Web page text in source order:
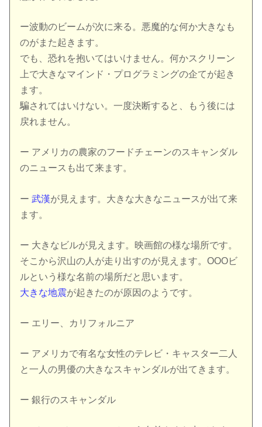
ー波動のビームが次に来る。悪魔的な何か大きなも
のがまた起きます。
でも、恐れを抱いてはいけません。何かスクリーン
上で大きなマインド・プログラミングの企てが起き
ます。
騙されてはいけない。一度決断すると、もう後には
戻れません。
ー アメリカの農家のフードチェーンのスキャンダル
のニュースも出て来ます。
ー武漢が見えます。大きな大きなニュースが出て来
ます。
ー 大きなビルが見えます。映画館の様な場所です。
そこから沢山の人が走り出すのが見えます。OOOビ
ルという様な名前の場所だと思います。
大きな地震が起きたのが原因のようです。
ー エリー、カリフォルニア
ー アメリカで有名な女性のテレビ・キャスター二人
と一人の男優の大きなスキャンダルが出てきます。
ー 銀行のスキャンダル